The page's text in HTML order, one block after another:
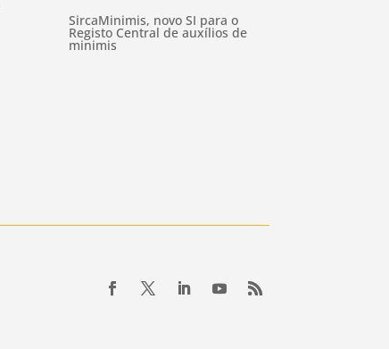
SircaMinimis, novo SI para o
Registo Central de auxílios de
minimis